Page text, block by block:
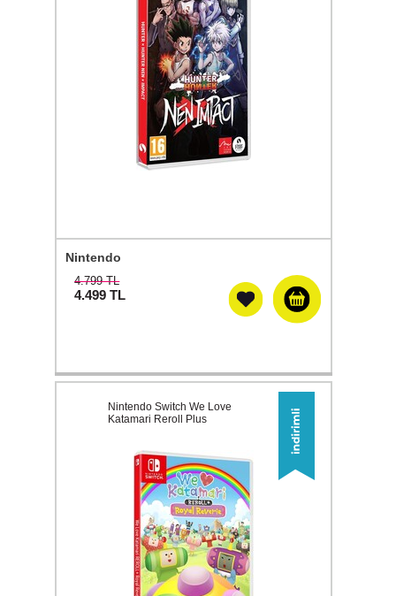
Nintendo
4.799 TL
4.499TL
Nintendo Switch We Love
Katamari Reroll Plus